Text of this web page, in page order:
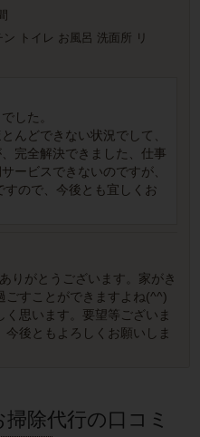
ン トイレ お風呂 洗面所 リ
した。
んどできない状況でして、
完全解決できました、仕事
ービスできないのですが、
ので、今後とも宜しくお
りがとうございます。家がき
ごすことができますよね(^^)
思います。要望等ございま
後ともよろしくお願いしま
除代行の口コミ